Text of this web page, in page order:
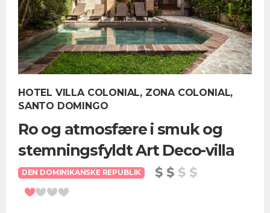
HOTEL VILLA COLONIAL, ZONA COLONIAL,
SANTO DOMINGO
Ro og atmosfære i smuk og
stemningsfyldt Art Deco-villa
DEN DOMINIKANSKE REPUBLIK